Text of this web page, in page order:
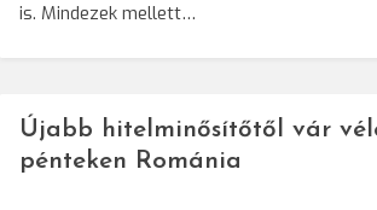
is. Mindezek mellett…
Újabb hitelminősítőtől vár
pénteken Románia